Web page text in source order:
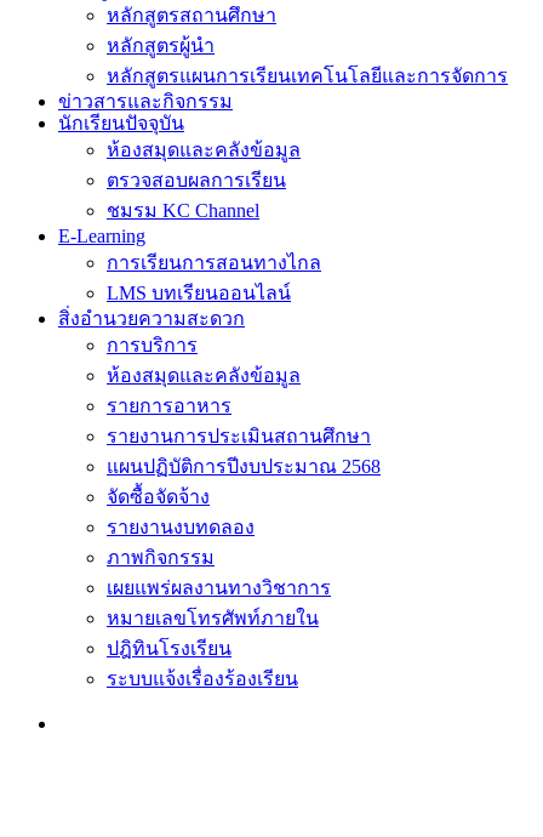
หลักสูตรสถานศึกษา
หลักสูตรผู้นำ
หลักสูตรแผนการเรียนเทคโนโลยีและการจัดการ
ข่าวสารและกิจกรรม
นักเรียนปัจจุบัน
ห้องสมุดและคลังข้อมูล
ตรวจสอบผลการเรียน
ชมรม KC Channel
E-Learning
การเรียนการสอนทางไกล
LMS บทเรียนออนไลน์
สิ่งอำนวยความสะดวก
การบริการ
ห้องสมุดและคลังข้อมูล
รายการอาหาร
รายงานการประเมินสถานศึกษา
แผนปฏิบัติการปีงบประมาณ 2568
จัดซื้อจัดจ้าง
รายงานงบทดลอง
ภาพกิจกรรม
เผยแพร่ผลงานทางวิชาการ
หมายเลขโทรศัพท์ภายใน
ปฎิทินโรงเรียน
ระบบแจ้งเรื่องร้องเรียน